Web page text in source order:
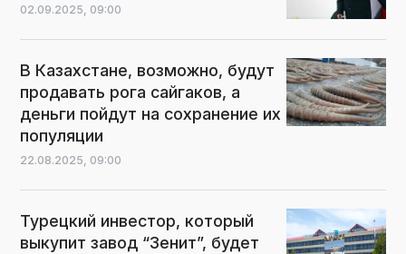
02.09.2025, 09:00
В Казахстане, возможно, будут
продавать рога сайгаков, а
деньги пойдут на сохранение их
популяции
22.08.2025, 09:00
Турецкий инвестор, который
выкупит завод “Зенит”, будет